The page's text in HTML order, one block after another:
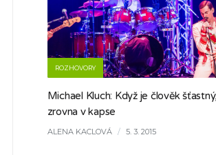
ROZHOVORY
Michael Kluch: Když je člověk
zrovna v kapse
ALENA KACLOVÁ / 5. 3. 2015